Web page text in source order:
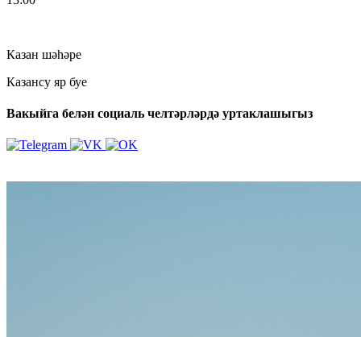
Казан шәһәре
Казансу яр буе
Вакыйга белән социаль челтәрләрдә уртаклашыгыз